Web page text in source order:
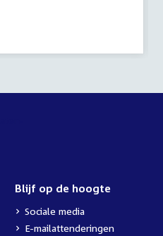
Blijf op de hoogte
Sociale media
E-mailattenderingen